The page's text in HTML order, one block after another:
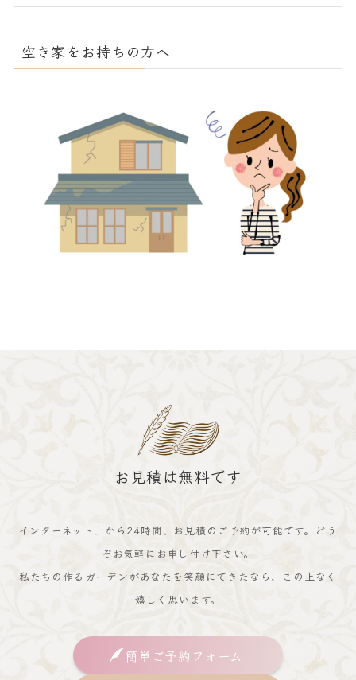
空き家をお持ちの方へ
お見積は無料です
インターネット上から24時間、お見積のご予約が可能です。どう
ぞお気軽にお申し付け下さい。
私たちの作るガーデンがあなたを笑顔にできたなら、この上なく
嬉しく思います。
簡単ご予約フォーム